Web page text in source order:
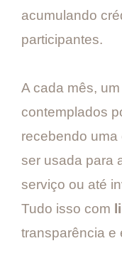
acumulando
participantes.
A cada mês,
contemplados
recebendo uma
ser usada para
serviço ou até
Tudo isso com
transparência e